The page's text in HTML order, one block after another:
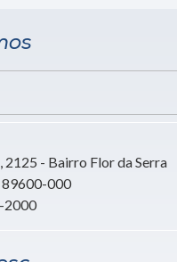
2125 - Bairro Flor da Serra
89600-000
2000